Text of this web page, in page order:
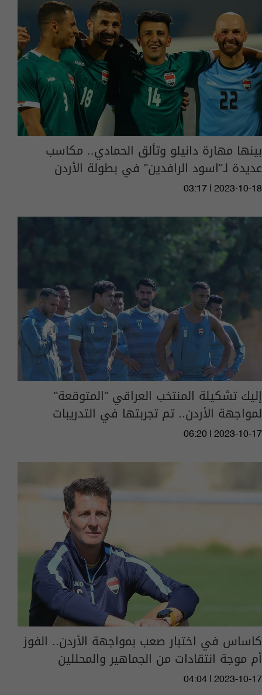
بينها مهارة دانيلو وتألق الحمادي.. مكاسب
عديدة لـ"اسود الرافدين" في بطولة الأردن
03:17 | 2023-10-18
إليك تشكيلة المنتخب العراقي "المتوقعة"
لمواجهة الأردن.. تم تجربتها في التدريبات
06:20 | 2023-10-17
كاساس في اختبار صعب بمواجهة الأردن.. الفوز
أم موجة انتقادات من الجماهير والمحللين
04:04 | 2023-10-17